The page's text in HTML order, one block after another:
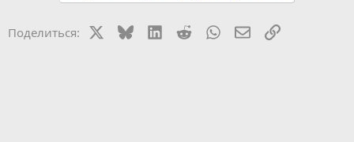
Поделиться: BlueskyLinkedIn
RedditWhatsAppЭлектронная
Ссылка